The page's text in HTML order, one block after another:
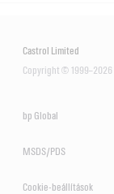
Castrol Limited
Copyright © 1999–2026
bp Global
MSDS/PDS
Cookie-beállítások